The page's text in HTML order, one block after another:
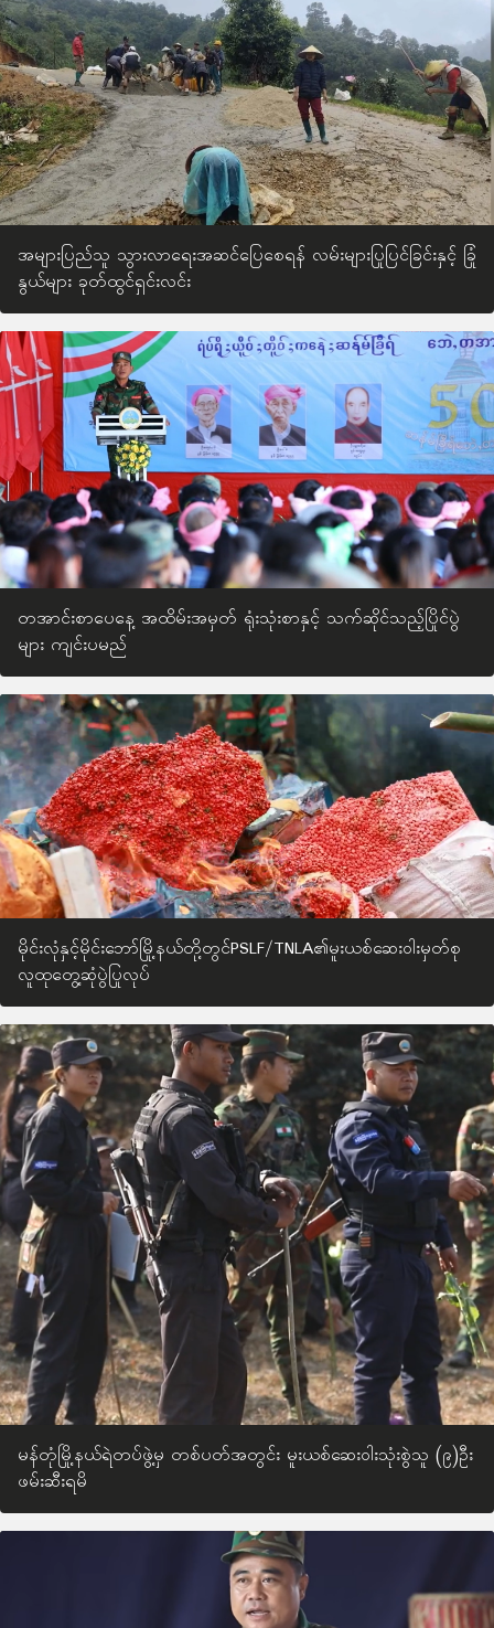
အများပြည်သူ သွားလာရေးအဆင်ပြေစေရန် လမ်းများပြုပြင်ခြင်းနှင့် ခြုံ
နွယ်များ ခုတ်ထွင်ရှင်းလင်း
တအာင်းစာပေနေ့ အထိမ်းအမှတ် ရုံးသုံးစာနှင့် သက်ဆိုင်သည့်ပြိုင်ပွဲ
များ ကျင်းပမည်
မိုင်းလုံနှင့်မိုင်းဘော်မြို့နယ်တို့တွင်PSLF/TNLA၏မူးယစ်ဆေးဝါးမှတ်စု
လူထုတွေ့ဆုံပွဲပြုလုပ်
မန်တုံမြို့နယ်ရဲတပ်ဖွဲ့မှ တစ်ပတ်အတွင်း မူးယစ်ဆေးဝါးသုံးစွဲသူ (၉)ဦး
ဖမ်းဆီးရမိ